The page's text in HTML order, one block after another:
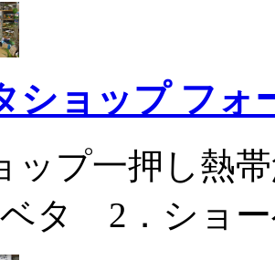
ショップ フォ
ップ一押し熱
タ 2．ショ